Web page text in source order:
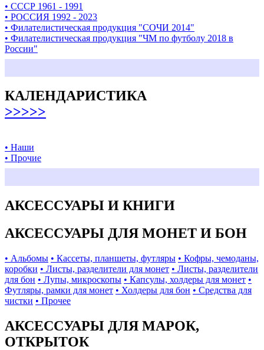
• СССР 1961 - 1991
• РОССИЯ 1992 - 2023
• Филателистическая продукция "СОЧИ 2014"
• Филателистическая продукция "ЧМ по футболу 2018 в
России"
КАЛЕНДАРИСТИКА
>>>>>
• Наши
• Прочие
АКСЕССУАРЫ И КНИГИ
АКСЕССУАРЫ ДЛЯ МОНЕТ И БОН
• Альбомы • Кассеты, планшеты, футляры • Кофры, чемоданы,
коробки • Листы, разделители для монет • Листы, разделители
для бон • Лупы, микроскопы • Капсулы, холдеры для монет •
Футляры, рамки для монет • Холдеры для бон • Средства для
чистки • Прочее
АКСЕССУАРЫ ДЛЯ МАРОК,
ОТКРЫТОК